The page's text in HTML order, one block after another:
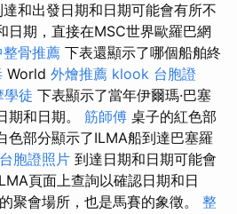
達和出發日期和日期可能會有所不
日期，直接在MSC世界歐羅巴網
整骨推薦 下表還顯示了哪個船舶終
World 外燴推薦 klook 台胞證
學徒 下表顯示了當年伊爾瑪·巴塞
期和日期。 筋師傅 桌子的紅色部
色部分顯示了ILMA船到達巴塞羅
台胞證照片 到達日期和日期可能會
頁面上查詢以確認日期和日
聚會場所，也是馬賽的象徵。 整